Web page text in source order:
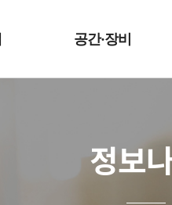
공간·장비
정보